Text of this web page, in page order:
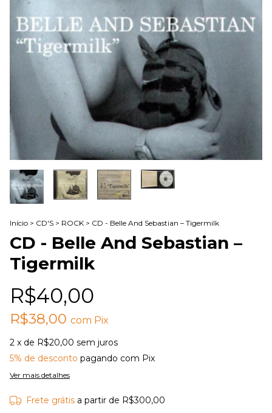
Início > CD'S > ROCK > CD - Belle And Sebastian – Tigermilk
CD - Belle And Sebastian –
Tigermilk
R$40,00
R$38,00 com Pix
2 x de R$20,00 sem juros
5% de desconto pagando com Pix
Ver mais detalhes
Frete grátis a partir de R$300,00